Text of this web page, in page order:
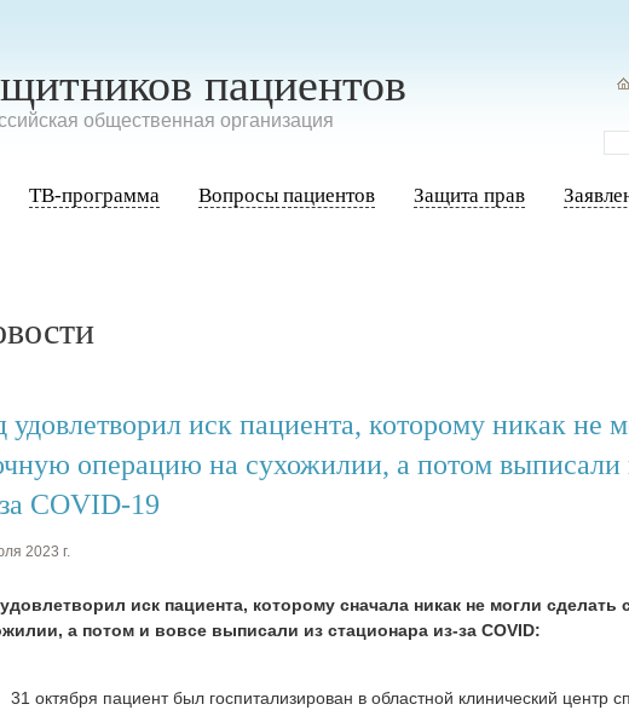
пациентов
общественная организация
ТВ-программа Вопросы пациентов Защита прав
удовлетворил иск пациента, которому никак не
операцию на сухожилии, а потом выписали
COVID-19
2023 г.
иск пациента, которому сначала никак не могли
а потом и вовсе выписали из стационара из-за COVID:
31 октября пациент был госпитализирован в областной клинический центр